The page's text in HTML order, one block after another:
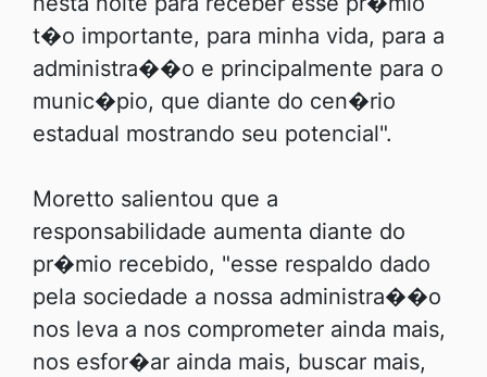
t�o importante, para minha vida, para a
administra��o e principalmente para o
munic�pio, que diante do cen�rio
estadual mostrando seu potencial".
Moretto salientou que a
responsabilidade aumenta diante do
pr�mio recebido, "esse respaldo dado
pela sociedade a nossa administra��o
nos leva a nos comprometer ainda mais,
nos esfor�ar ainda mais, buscar mais,